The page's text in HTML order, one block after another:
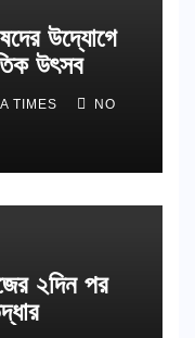
উদ্যোগে
উৎসব
TIMES NO
২দিন পর